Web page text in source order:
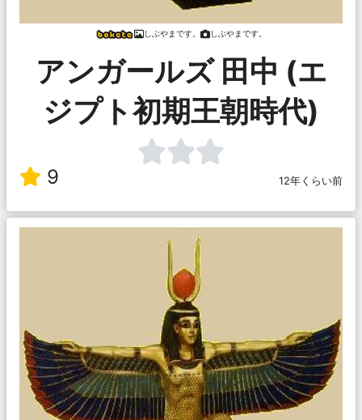
しぶやまです。 しぶやまです。
アンガールズ 田中 (エ
ジプト初期王朝時代)
9 12年くらい前